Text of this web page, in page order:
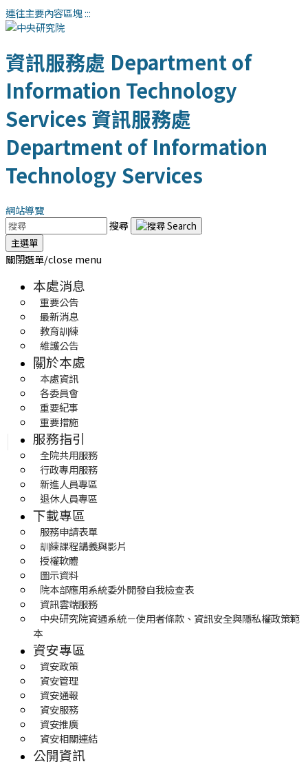
連往主要內容區塊:::
資訊服務處 Department of
Information Technology
Services 資訊服務處
Department of Information
Technology Services
網站導覽
搜尋
主選單
關閉選單/close menu
本處消息
重要公告
最新消息
教育訓練
維護公告
關於本處
本處資訊
各委員會
重要紀事
重要措施
服務指引
全院共用服務
行政專用服務
新進人員專區
退休人員專區
下載專區
服務申請表單
訓練課程講義與影片
授權軟體
圖示資料
院本部應用系統委外開發自我檢查表
資訊雲端服務
中央研究院資通系統－使用者條款、資訊安全與隱私權政策範
本
資安專區
資安政策
資安管理
資安通報
資安服務
資安推廣
資安相關連結
公開資訊